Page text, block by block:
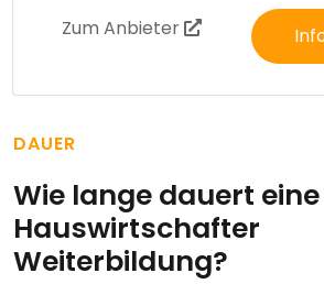
Zum Anbieter
DAUER
Wie lange dauert eine
Hauswirtschafter
Weiterbildung?